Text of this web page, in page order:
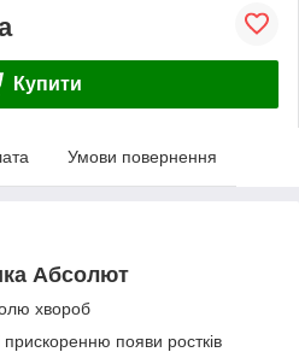
Купити
Умови повернення
Абсолют
хвороб
появи ростків